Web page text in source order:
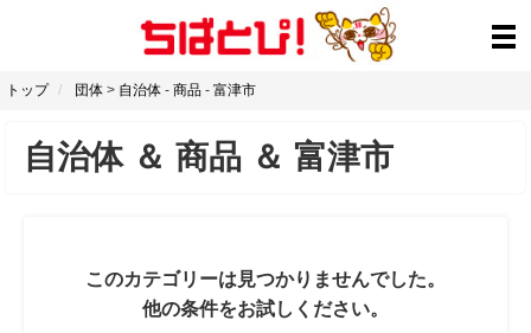
トップ 団体 > 自治体 - 商品 - 富津市
自治体＆ 商品 ＆ 富津市
このカテゴリーは見つかりませんでした。
他の条件をお試しください。